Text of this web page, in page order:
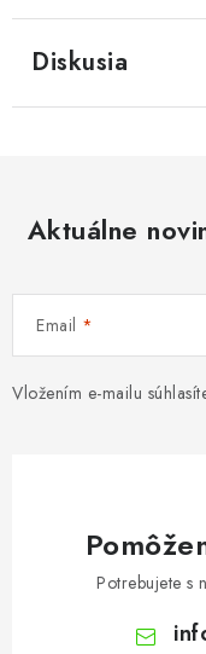
Diskusia
Aktuálne
Email
Vložením e-mailu
Potrebujete s